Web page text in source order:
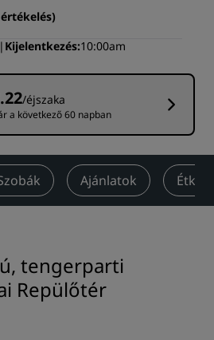
Kijelentkezés 10:00am
/éjszaka
a következő 60 napban
Ajánlatok
tengerparti
Repülőtér